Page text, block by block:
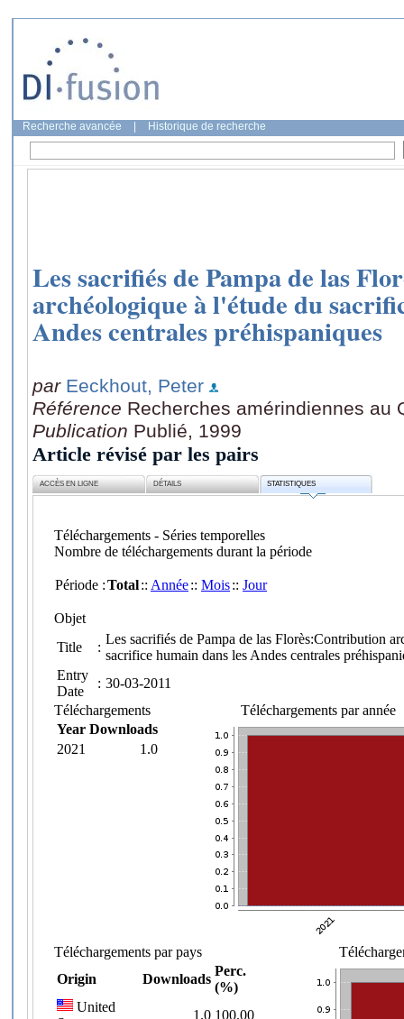
Recherche avancée Historique de recherche
Les sacrifiés de Pampa de las
archéologique à l'étude du
Andes centrales préhispaniques
par Eeckhout, Peter
Référence Recherches amérindiennes au
Publication Publié, 1999
Article révisé par les pairs
ACCÈS EN LIGNE DÉTAILS STATISTIQUES